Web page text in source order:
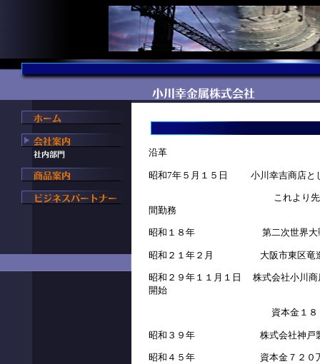
沿革
昭和7年５月１５日 小川幸吉商店と
これより先小川幸吉は船
間勤務
昭和１８年 第二次世界大戦の
昭和２１年２月 大阪市東区竜造
昭和２９年１１月１日 株式会社小川商
開始
資本金１８０
昭和３９年 株式会社神戸製鋼
昭和４５年 資本金７２０万円